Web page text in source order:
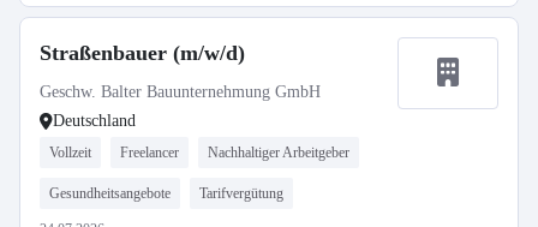
Straßenbauer (m/w/d)
Geschw. Balter Bauunternehmung GmbH
Deutschland
Vollzeit Freelancer Nachhaltiger Arbeitgeber
Gesundheitsangebote Tarifvergütung